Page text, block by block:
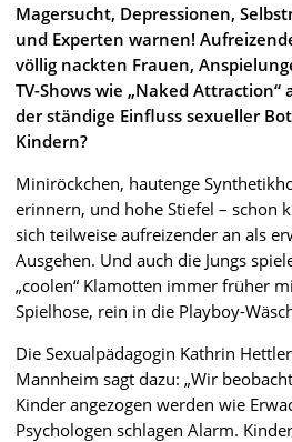
Magersucht, Depressionen,
und Experten warnen!
völlig nackten Frauen,
TV-Shows wie „Naked Attraction“
der ständige Einfluss sexueller
Kindern?
Miniröckchen, hautenge
erinnern, und hohe Stiefel – schon
sich teilweise aufreizender an als
Ausgehen. Und auch die Jungs
„coolen“ Klamotten immer früher
Spielhose, rein in die Playboy-
Die Sexualpädagogin Kathrin
Mannheim sagt dazu: „Wir
Kinder angezogen werden wie
Psychologen schlagen Alarm.